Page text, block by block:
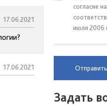
17.06.2021
17.06.2021
согласие
июля 2006
Задать